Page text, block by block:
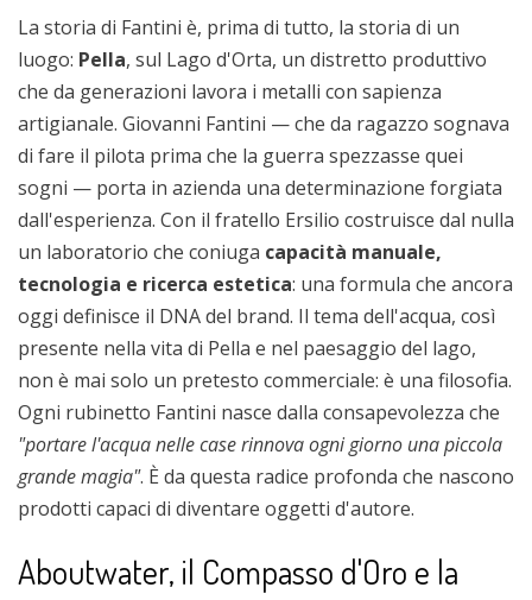
La storia di Fantini è, prima di tutto, la storia di un
luogo: Pella, sul Lago d'Orta, un distretto produttivo
che da generazioni lavora i metalli con sapienza
artigianale. Giovanni Fantini — che da ragazzo sognava
di fare il pilota prima che la guerra spezzasse quei
sogni — porta in azienda una determinazione forgiata
dall'esperienza. Con il fratello Ersilio costruisce dal nulla
un laboratorio che coniuga capacità manuale,
tecnologia e ricerca estetica: una formula che ancora
oggi definisce il DNA del brand. Il tema dell'acqua, così
presente nella vita di Pella e nel paesaggio del lago,
non è mai solo un pretesto commerciale: è una filosofia.
Ogni rubinetto Fantini nasce dalla consapevolezza che
"portare l'acqua nelle case rinnova ogni giorno una piccola
grande magia". È da questa radice profonda che nascono
prodotti capaci di diventare oggetti d'autore.
Aboutwater, il Compasso d'Oro e la